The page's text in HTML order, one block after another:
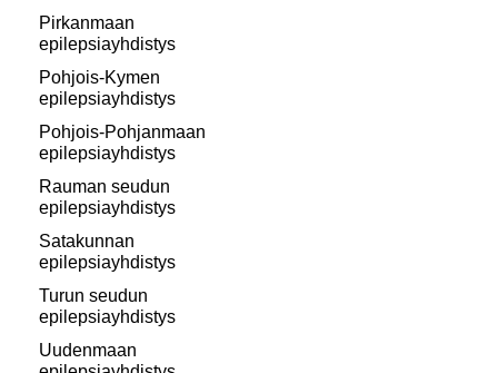
Pirkanmaan
epilepsiayhdistys
Pohjois-Kymen
epilepsiayhdistys
Pohjois-Pohjanmaan
epilepsiayhdistys
Rauman seudun
epilepsiayhdistys
Satakunnan
epilepsiayhdistys
Turun seudun
epilepsiayhdistys
Uudenmaan